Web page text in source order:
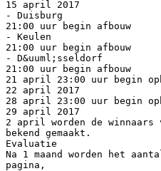
15 april 2017
- Duisburg
21:00 uur begin afbouw
- Keulen
21:00 uur begin afbouw
- D&uuml;sseldorf
21:00 uur begin afbouw
21 april 23:00 uur begin
22 april 2017
28 april 23:00 uur begin
29 april 2017
2 april worden de winnaars
bekend gemaakt.
Evaluatie
Na 1 maand worden het
pagina,